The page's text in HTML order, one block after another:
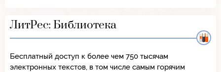
ЛитРес: Библиотека
Бесплатный доступ к более чем 750 тысячам
электронных текстов, в том числе самым горячим